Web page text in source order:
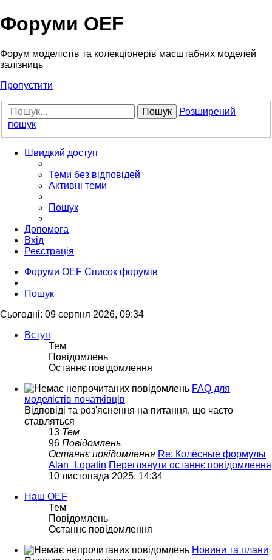
Форуми OEF
Форум моделістів та колекціонерів масштабних моделей
залізниць
Пропустити
Пошук
Розширений
пошук
Швидкий доступ
Теми без відповідей
Активні теми
Пошук
Допомога
Вхід
Реєстрація
Форуми OEF Список форумів
Пошук
Сьогодні: 09 серпня 2026, 09:34
Вступ
Тем
Повідомлень
Останнє повідомлення
FAQ для
моделістів початківців
Відповіді та роз'яснення на питання, що часто
ставляться
13 Тем
96 Повідомлень
Останнє повідомлення Re: Колёсные формулы
Alan_Lopatin Переглянути останнє повідомлення
10 листопада 2025, 14:34
Наш OEF
Тем
Повідомлень
Останнє повідомлення
Новини та плани